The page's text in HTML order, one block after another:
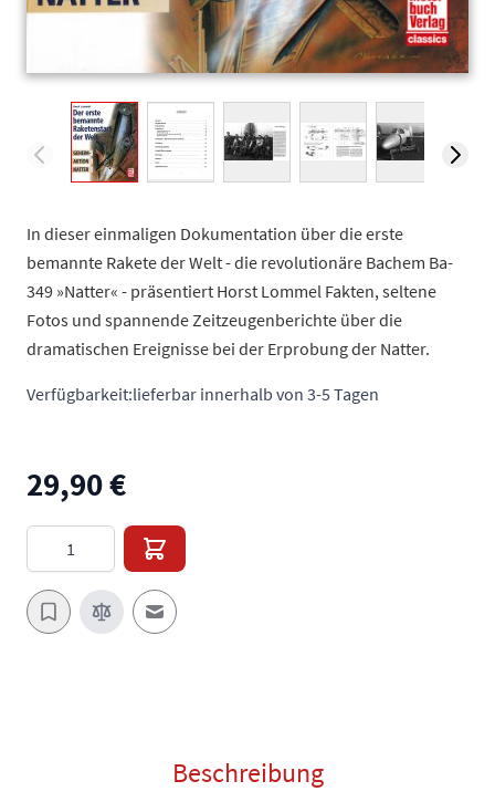
View larger imageView larger image
View larger imageView larger image
View larger
In dieser einmaligen Dokumentation über die erste
bemannte Rakete der Welt - die revolutionäre Bachem Ba-
349 »Natter« - präsentiert Horst Lommel Fakten, seltene
Fotos und spannende Zeitzeugenberichte über die
dramatischen Ereignisse bei der Erprobung der Natter.
Verfügbarkeit:lieferbar innerhalb von 3-5 Tagen
29,90 €
E-Mail an einen Freund
Beschreibung